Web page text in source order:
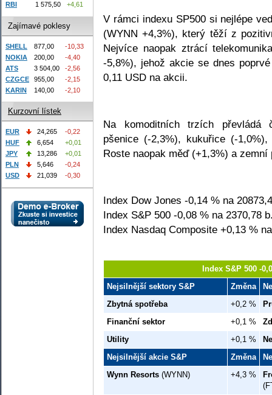
V rámci indexu SP500 si nejlépe
(WYNN +4,3%), který těží z
Nejvíce naopak ztrácí
-5,8%), jehož akcie se dnes
0,11 USD na akcii.
Na komoditních trzích převládá
pšenice (-2,3%), kukuřice (-
Roste naopak měď (+1,3%) a zemní
Index Dow Jones -0,14 % na
Index S&P 500 -0,08 % na 2370,78
Index Nasdaq Composite +0,13 %
Index S&P 500 -
Nejsilnější sektory S&P
Změna
Zbytná spotřeba
+0,2 %
Finanční sektor
+0,1 %
Utility
+0,1 %
Nejsilnější akcie S&P
Změna
Wynn Resorts (WYNN) +4,3 %
RBI
1 575,50 +4,61
Zajímavé poklesy
SHELL 877,00
-10,33
NOKIA
200,00
-4,40
ATS
3 504,00
-2,56
CZGCE
955,00
-2,15
KARIN
140,00 -2,10
Kurzovní lístek
EUR 24,265
-0,22
HUF
6,654
+0,01
JPY
13,286
+0,01
PLN
5,646
-0,24
USD
21,039 -0,30